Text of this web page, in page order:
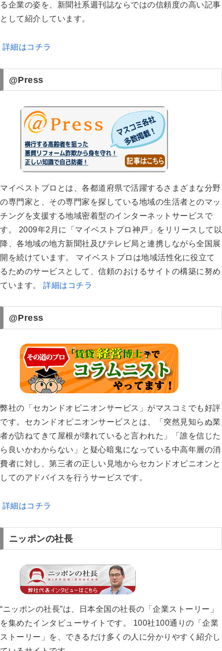
る企業の姿を、新聞社系週刊誌ならではの信頼度の高い記事
として紹介しています。
詳細はコチラ
@Press
マイベストプロとは、各都道府県で活躍するさまざまな分野
の専門家と、その専門家を探している地域の生活者とのマッ
チングを支援する地域密着型のインターネットサービスで
す。 2009年2月に「マイベストプロ神戸」をリリースして以
降、各地域の地方新聞社及びテレビ局と連携しながら全国展
開を続けています。 マイベストプロは地域活性化に役立て
るためのサービスとして、信頼のおけるサイトの構築に努め
ています。 詳細はコチラ
@Press
弊社の「セカンドオピニオンサービス」がマスコミでも好評
です。セカンドオピニオンサービスとは、「突然見知らぬ業
者が訪ねてきて屋根が壊れていると言われた」「誰を信じた
ら良いかわからない」と疑心暗鬼になっている中高年層の消
費者に対し、第三者の正しい見地からセカンドオピニオンと
してのアドバイスを行うサービスです。
詳細はコチラ
ニッポンの社長
“ニッポンの社長”は、日本全国の社長の「企業ストーリー」
を集めたインタビューサイトです。 100社100通りの「企業
ストーリー」を、できるだけ多くの人に分かりやすく紹介し